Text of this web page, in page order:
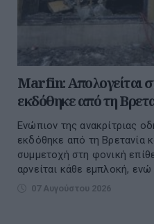
Marfin: Απολογείται
εκδόθηκε από τη
Ενώπιον της ανακρίτριας
εκδόθηκε από τη Βρετανία
συμμετοχή στη φονική
αρνείται κάθε εμπλοκή,
07 Αυγούστου 2026